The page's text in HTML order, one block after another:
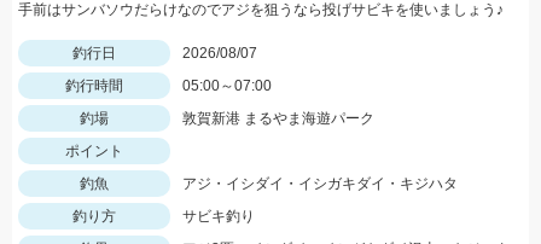
手前はサンバソウだらけなのでアジを狙うなら投げサビキを使いましょう♪
釣行日
2026/08/07
釣行時間
05:00～07:00
釣場
敦賀新港 まるやま海遊パーク
ポイント
釣魚
アジ・イシダイ・イシガキダイ・キジハタ
釣り方
サビキ釣り